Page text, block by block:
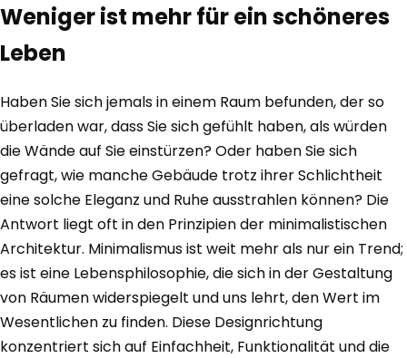
Weniger ist mehr für ein schöneres
Leben
Haben Sie sich jemals in einem Raum befunden, der so
überladen war, dass Sie sich gefühlt haben, als würden
die Wände auf Sie einstürzen? Oder haben Sie sich
gefragt, wie manche Gebäude trotz ihrer Schlichtheit
eine solche Eleganz und Ruhe ausstrahlen können? Die
Antwort liegt oft in den Prinzipien der minimalistischen
Architektur. Minimalismus ist weit mehr als nur ein Trend;
es ist eine Lebensphilosophie, die sich in der Gestaltung
von Räumen widerspiegelt und uns lehrt, den Wert im
Wesentlichen zu finden. Diese Designrichtung
konzentriert sich auf Einfachheit, Funktionalität und die